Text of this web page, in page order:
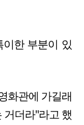
한 부분이 있
화관에 가길래
거더라"라고 했